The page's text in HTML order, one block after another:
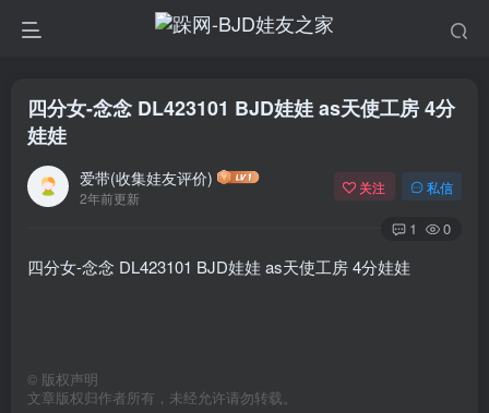
四分女-念念 DL423101 BJD娃娃 as天使工房 4分
娃娃
爱带(收集娃友评价)
2年前更新
关注 私信
1 0
四分女-念念 DL423101 BJD娃娃 as天使工房 4分娃娃
© 版权声明
文章版权归作者所有，未经允许请勿转载。